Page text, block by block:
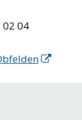
02 04